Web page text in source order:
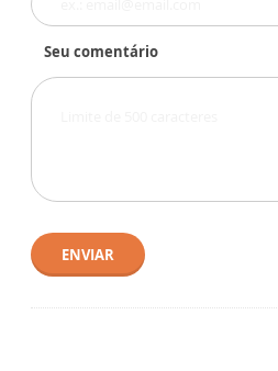
Seu comentário
ENVIAR